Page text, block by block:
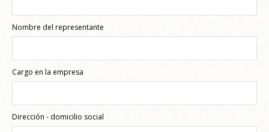
Nombre del representante
Cargo en la empresa
Dirección - domicilio social